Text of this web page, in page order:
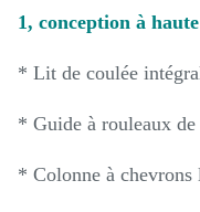
1, conception à
* Lit de coulée
* Guide à rouleaux de
* Colonne à chevrons